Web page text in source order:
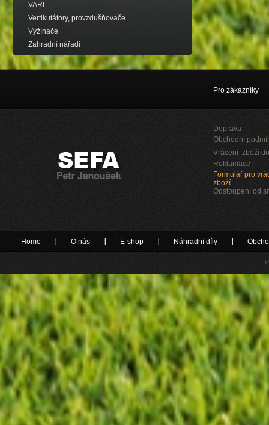
VARI
Vertikutátory, provzdušňovače
Vyžínače
Zahradní nářadí
Pro zákazníky
Doprava
Obchodní
Vrácení zboží
Reklamace
Formulář pro
zboží
Odstoupení od
Home O nás E-shop Náhradní díly